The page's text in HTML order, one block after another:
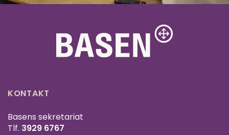
KONTAKT
Basens sekretariat
Tlf. 3929 6767